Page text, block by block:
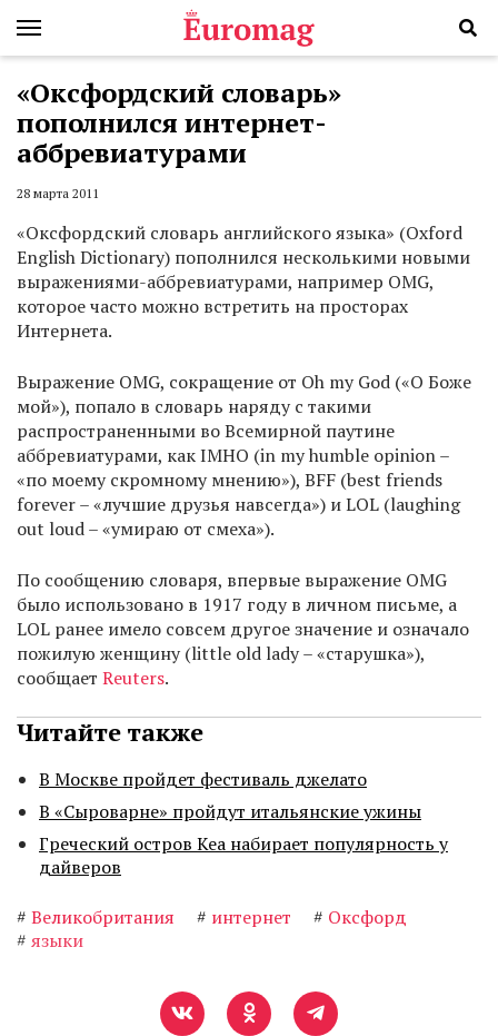
«Оксфордский словарь»
пополнился интернет-
аббревиатурами
28 марта 2011
«Оксфордский словарь английского языка» (Oxford
English Dictionary) пополнился несколькими новыми
выражениями-аббревиатурами, например OMG,
которое часто можно встретить на просторах
Интернета.
Выражение OMG, сокращение от Oh my God («О Боже
мой»), попало в словарь наряду с такими
распространенными во Всемирной паутине
аббревиатурами, как IMHO (in my humble opinion –
«по моему скромному мнению»), BFF (best friends
forever – «лучшие друзья навсегда») и LOL (laughing
out loud – «умираю от смеха»).
По сообщению словаря, впервые выражение OMG
было использовано в 1917 году в личном письме, а
LOL ранее имело совсем другое значение и означало
пожилую женщину (little old lady – «старушка»),
сообщает Reuters.
Читайте также
В Москве пройдет фестиваль джелато
В «Сыроварне» пройдут итальянские ужины
Греческий остров Кеа набирает популярность у
дайверов
# Великобритания # интернет # Оксфорд
# языки